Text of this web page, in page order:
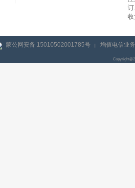
蒙公网安备 15010502001785号 | 增值电信业